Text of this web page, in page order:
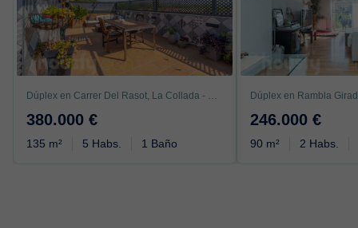
Dúplex en Carrer Del Rasot, La Collada - Sis Camins, Vilanova i la Geltrú
380.000 €
135 m² 5 Habs. 1 Baño
246.000 €
90 m² 2 Habs.